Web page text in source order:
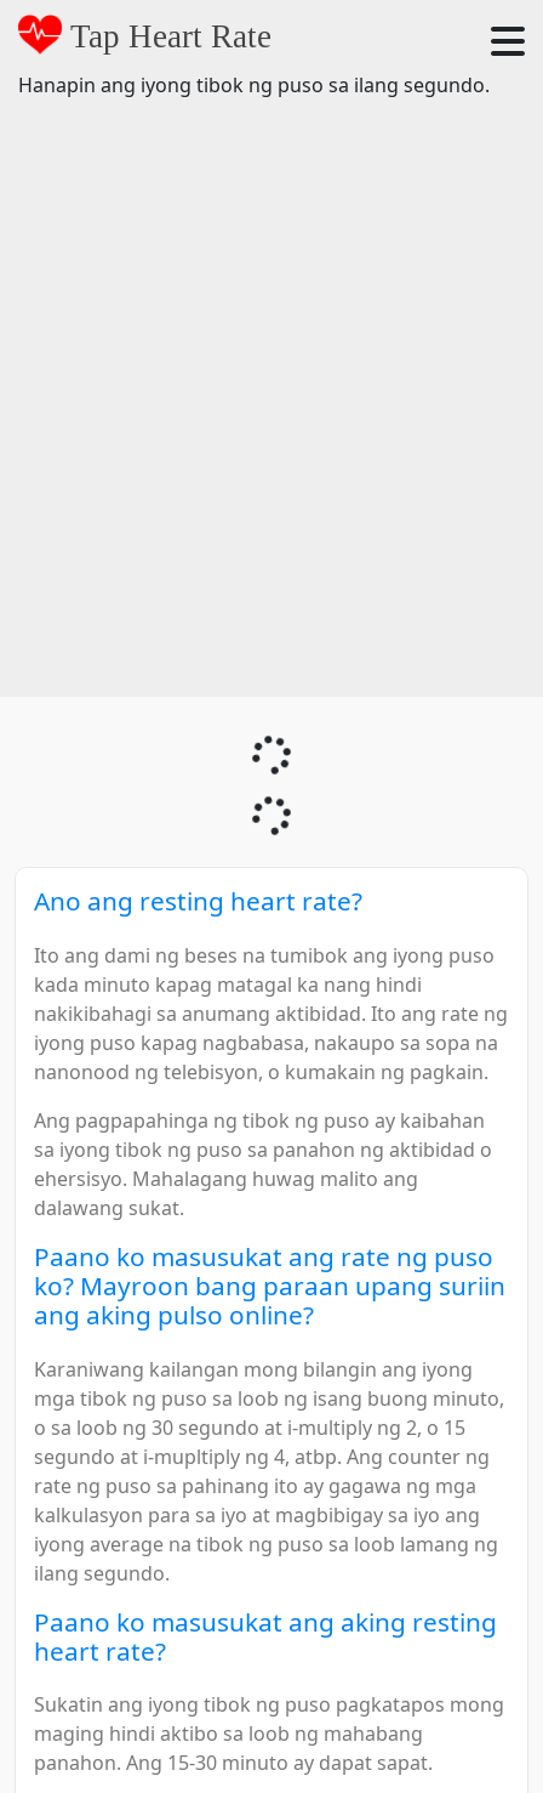
Tap Heart Rate
Hanapin ang iyong tibok ng puso sa ilang segundo.
Ano ang resting heart rate?
Ito ang dami ng beses na tumibok ang iyong puso
kada minuto kapag matagal ka nang hindi
nakikibahagi sa anumang aktibidad. Ito ang rate ng
iyong puso kapag nagbabasa, nakaupo sa sopa na
nanonood ng telebisyon, o kumakain ng pagkain.
Ang pagpapahinga ng tibok ng puso ay kaibahan
sa iyong tibok ng puso sa panahon ng aktibidad o
ehersisyo. Mahalagang huwag malito ang
dalawang sukat.
Paano ko masusukat ang rate ng puso
ko? Mayroon bang paraan upang suriin
ang aking pulso online?
Karaniwang kailangan mong bilangin ang iyong
mga tibok ng puso sa loob ng isang buong minuto,
o sa loob ng 30 segundo at i-multiply ng 2, o 15
segundo at i-mupltiply ng 4, atbp. Ang counter ng
rate ng puso sa pahinang ito ay gagawa ng mga
kalkulasyon para sa iyo at magbibigay sa iyo ang
iyong average na tibok ng puso sa loob lamang ng
ilang segundo.
Paano ko masusukat ang aking resting
heart rate?
Sukatin ang iyong tibok ng puso pagkatapos mong
maging hindi aktibo sa loob ng mahabang
panahon. Ang 15-30 minuto ay dapat sapat.